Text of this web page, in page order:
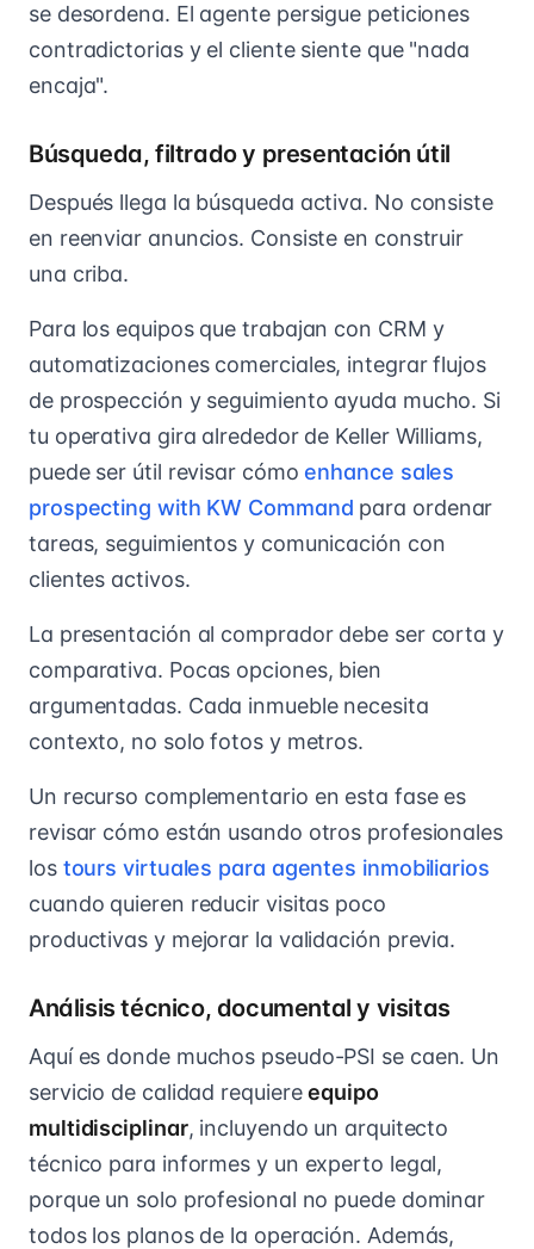
se desordena. El agente persigue peticiones
contradictorias y el cliente siente que "nada
encaja".
Búsqueda, filtrado y presentación útil
Después llega la búsqueda activa. No consiste
en reenviar anuncios. Consiste en construir
una criba.
Para los equipos que trabajan con CRM y
automatizaciones comerciales, integrar flujos
de prospección y seguimiento ayuda mucho. Si
tu operativa gira alrededor de Keller Williams,
puede ser útil revisar cómo enhance sales
prospecting with KW Command para ordenar
tareas, seguimientos y comunicación con
clientes activos.
La presentación al comprador debe ser corta y
comparativa. Pocas opciones, bien
argumentadas. Cada inmueble necesita
contexto, no solo fotos y metros.
Un recurso complementario en esta fase es
revisar cómo están usando otros profesionales
los tours virtuales para agentes inmobiliarios
cuando quieren reducir visitas poco
productivas y mejorar la validación previa.
Análisis técnico, documental y visitas
Aquí es donde muchos pseudo-PSI se caen. Un
servicio de calidad requiereequipo
multidisciplinar, incluyendo un arquitecto
técnico para informes y un experto legal,
porque un solo profesional no puede dominar
todos los planos de la operación. Además,